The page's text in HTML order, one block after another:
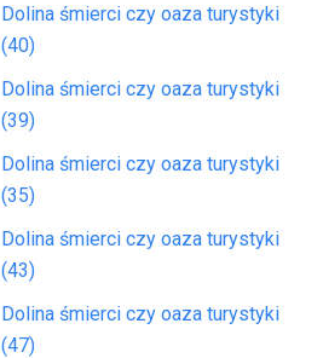
Dolina śmierci czy oaza turystyki
(40)
Dolina śmierci czy oaza turystyki
(39)
Dolina śmierci czy oaza turystyki
(35)
Dolina śmierci czy oaza turystyki
(43)
Dolina śmierci czy oaza turystyki
(47)